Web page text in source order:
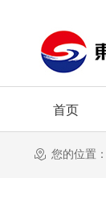
首页
您的位置：